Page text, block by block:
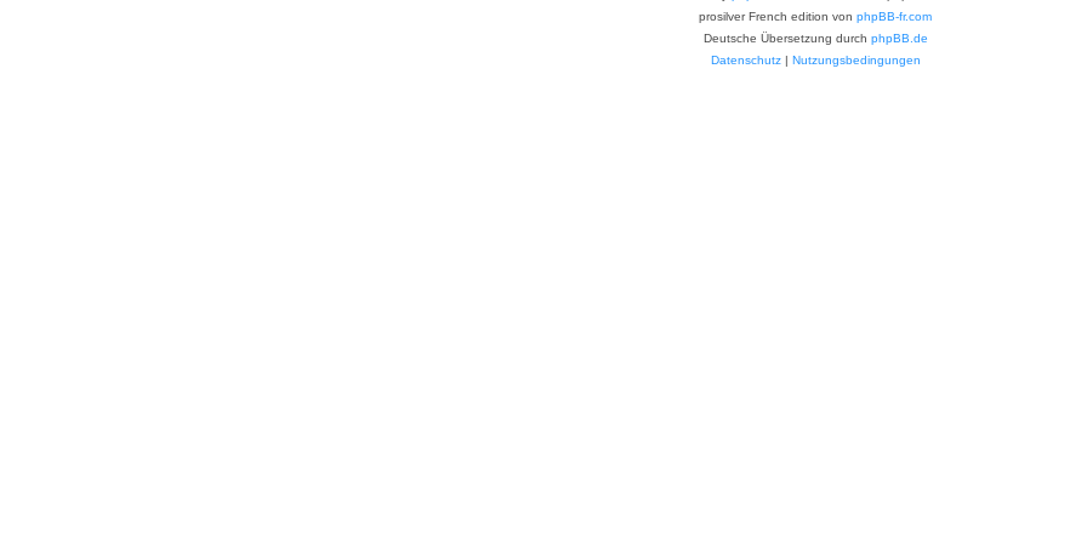
prosilver French edition von phpBB-fr.com
Deutsche Übersetzung durch phpBB.de
Datenschutz| Nutzungsbedingungen